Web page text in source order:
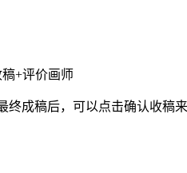
+评价画师
稿后，可以点击确认收稿来